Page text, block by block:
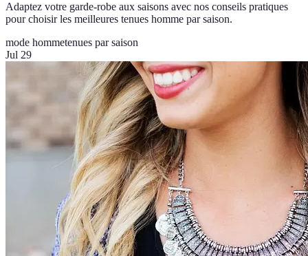
Adaptez votre garde-robe aux saisons avec nos conseils pratiques
pour choisir les meilleures tenues homme par saison.
mode hommetenues par saison
Jul 29